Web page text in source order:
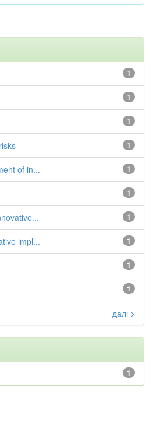
1
1
1
1
1
of in...
1
1
1
impl...
1
1
далі >
1